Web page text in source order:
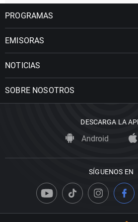
PROGRAMAS
EMISORAS
NOTICIAS
SOBRE NOSOTROS
DESCARGA LA
Android
SÍGUENOS EN